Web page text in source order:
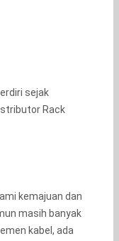
sejak
Rack
kemajuan dan
masih banyak
kabel, ada